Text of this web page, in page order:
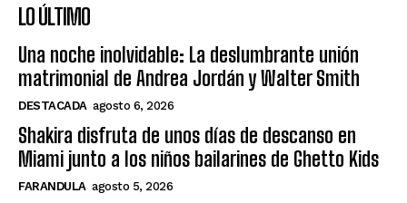
LO ÚLTIMO
Una noche inolvidable: La deslumbrante unión
matrimonial de Andrea Jordán y Walter Smith
DESTACADA agosto 6, 2026
Shakira disfruta de unos días de descanso en
Miami junto a los niños bailarines de Ghetto Kids
FARANDULA agosto 5, 2026